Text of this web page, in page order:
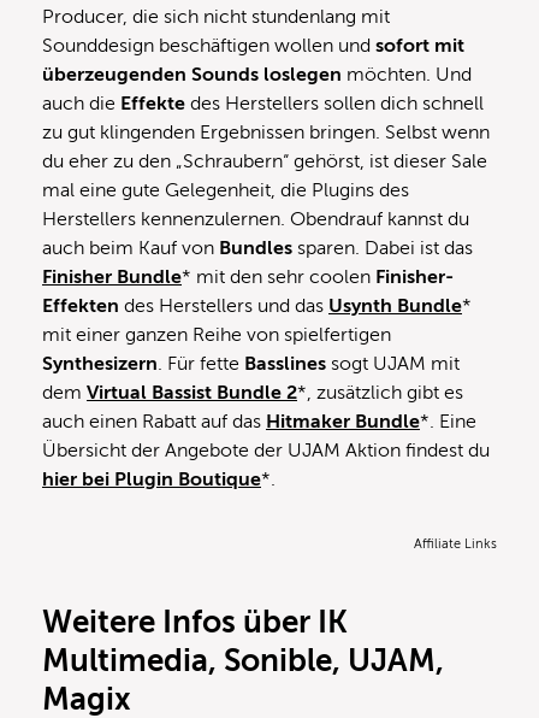
Producer, die sich nicht stundenlang mit
Sounddesign beschäftigen wollen und sofort mit
überzeugenden Sounds loslegen möchten. Und
auch die Effekte des Herstellers sollen dich schnell
zu gut klingenden Ergebnissen bringen. Selbst wenn
du eher zu den „Schraubern“ gehörst, ist dieser Sale
mal eine gute Gelegenheit, die Plugins des
Herstellers kennenzulernen. Obendrauf kannst du
auch beim Kauf von Bundles sparen. Dabei ist das
Finisher Bundle* mit den sehr coolen Finisher-
Effekten des Herstellers und das Usynth Bundle*
mit einer ganzen Reihe von spielfertigen
Synthesizern. Für fette Basslines sogt UJAM mit
dem Virtual Bassist Bundle 2*, zusätzlich gibt es
auch einen Rabatt auf das Hitmaker Bundle*. Eine
Übersicht der Angebote der UJAM Aktion findest du
hier bei Plugin Boutique*.
Affiliate Links
Weitere Infos über IK
Multimedia, Sonible, UJAM,
Magix